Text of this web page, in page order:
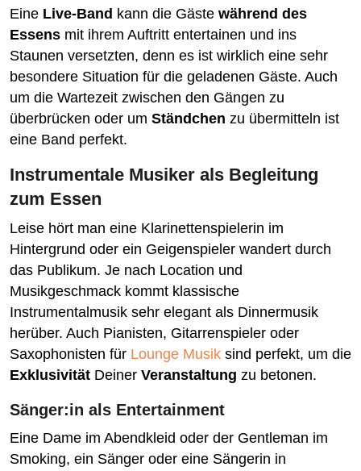
Eine Live-Band kann die Gäste während des
Essens mit ihrem Auftritt entertainen und ins
Staunen versetzten, denn es ist wirklich eine sehr
besondere Situation für die geladenen Gäste. Auch
um die Wartezeit zwischen den Gängen zu
überbrücken oder um Ständchen zu übermitteln ist
eine Band perfekt.
Instrumentale Musiker als Begleitung
zum Essen
Leise hört man eine Klarinettenspielerin im
Hintergrund oder ein Geigenspieler wandert durch
das Publikum. Je nach Location und
Musikgeschmack kommt klassische
Instrumentalmusik sehr elegant als Dinnermusik
herüber. Auch Pianisten, Gitarrenspieler oder
Saxophonisten für Lounge Musik sind perfekt, um die
Exklusivität Deiner Veranstaltung zu betonen.
Sänger:in als Entertainment
Eine Dame im Abendkleid oder der Gentleman im
Smoking, ein Sänger oder eine Sängerin in